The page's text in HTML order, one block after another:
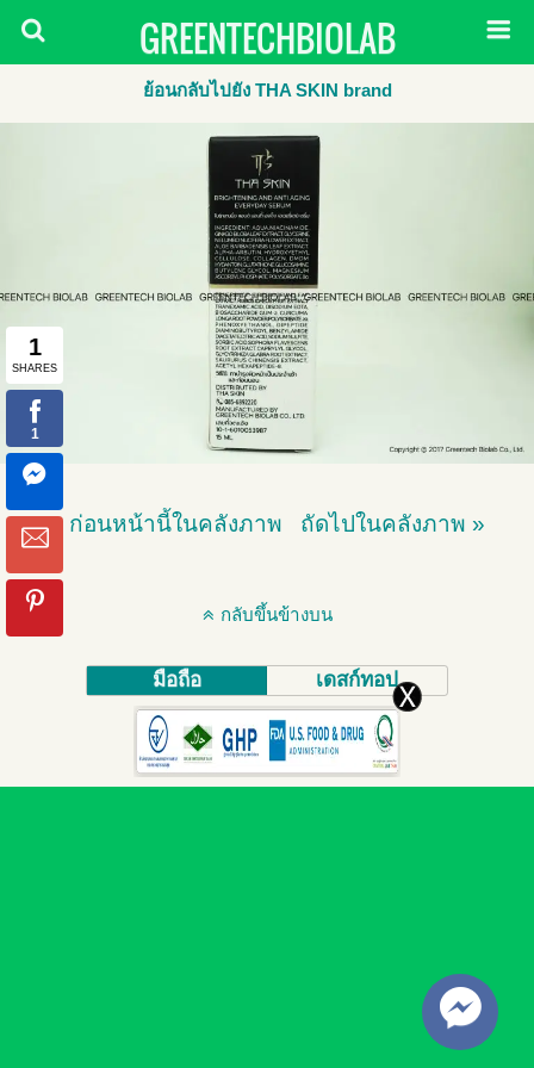
GREENTECHBIOLAB
ย้อนกลับไปยัง THA SKIN brand
« ก่อนหน้านี้ในคลังภาพ ถัดไปในคลังภาพ »
กลับขึ้นข้างบน
มือถือ เดสก์ทอป